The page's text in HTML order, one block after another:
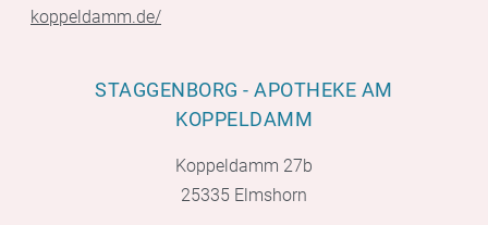
koppeldamm.de/
STAGGENBORG - APOTHEKE AM
KOPPELDAMM
Koppeldamm 27b
25335 Elmshorn